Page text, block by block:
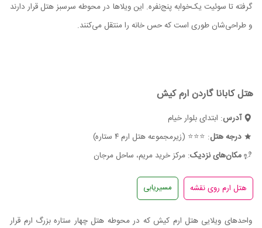
گرفته تا سوئیت یک‌خوابه پنج‌نفره. این ویلاها در محوطه سرسبز هتل قرار دارند
و طراحی‌شان طوری است که حس خانه را منتقل می‌کنند.
هتل کابانا گاردن ارم کیش
آدرس: ابتدای بلوار خیام
درجه هتل: ⭐⭐⭐ (زیرمجموعه هتل ارم ۴ ستاره)
مکان‌های نزدیک: مرکز خرید مریم، ساحل مرجان
مسیریابی
واحدهای ویلایی هتل ارم کیش که در محوطه هتل چهار ستاره بزرگ ارم قرار